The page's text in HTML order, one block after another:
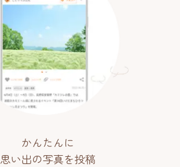
かんたんに
思い出の写真を投稿